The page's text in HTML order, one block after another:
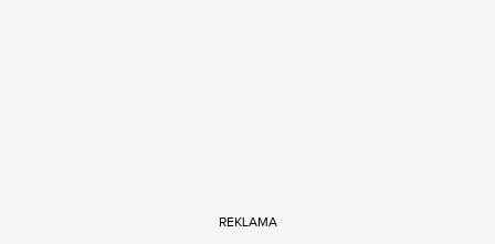
REKLAMA